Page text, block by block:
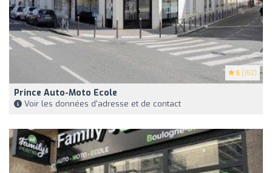
5 (152)
Prince Auto-Moto Ecole
Voir les données d'adresse et de contact